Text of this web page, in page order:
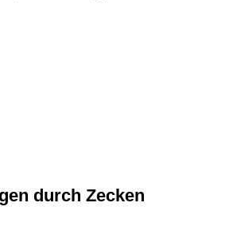
durch Zecken